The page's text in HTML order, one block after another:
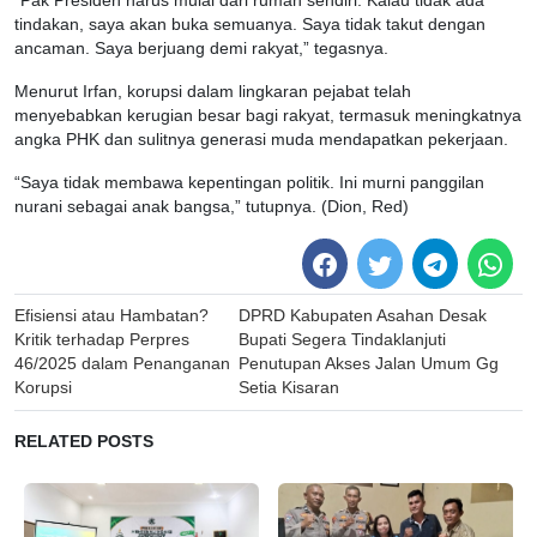
tindakan, saya akan buka semuanya. Saya tidak takut dengan
ancaman. Saya berjuang demi rakyat,” tegasnya.
Menurut Irfan, korupsi dalam lingkaran pejabat telah
menyebabkan kerugian besar bagi rakyat, termasuk meningkatnya
angka PHK dan sulitnya generasi muda mendapatkan pekerjaan.
“Saya tidak membawa kepentingan politik. Ini murni panggilan
nurani sebagai anak bangsa,” tutupnya. (Dion, Red)
Post
navigation
Efisiensi atau Hambatan?
Kritik terhadap Perpres
46/2025 dalam Penanganan
Korupsi
DPRD Kabupaten Asahan Desak
Bupati Segera Tindaklanjuti
Penutupan Akses Jalan Umum Gg
Setia Kisaran
RELATED POSTS